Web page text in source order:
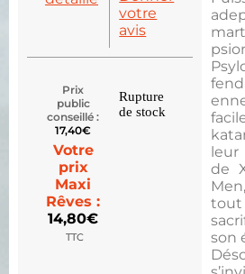
leur
de
son
votre
avis
Prix
public
conseillé :
17,40€
Votre
prix
Maxi
Rêves :
14,80€
TTC
Rupture
de stock